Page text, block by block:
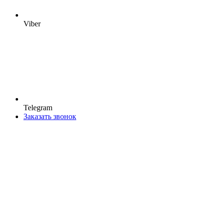
Viber
Telegram
Заказать звонок